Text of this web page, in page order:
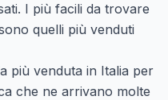
I più facili da trovare
quelli più venduti
più venduta in Italia per
che ne arrivano molte